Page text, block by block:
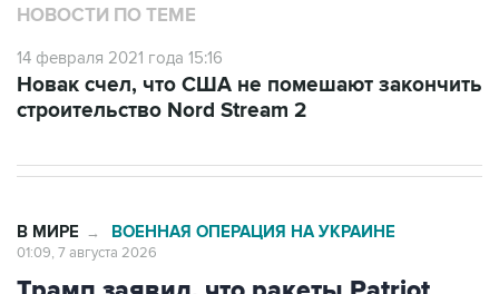
14 февраля 2021 года 15:16
строительство Nord Stream 2
Трамп заявил, что ракеты Patriot
нужны не только Украине, но и